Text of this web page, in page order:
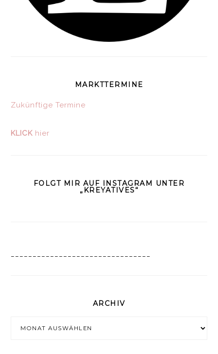
MARKTTERMINE
Zukünftige Termine
KLICK hier
FOLGT MIR AUF INSTAGRAM UNTER
„KREYATIVES“
ARCHIV